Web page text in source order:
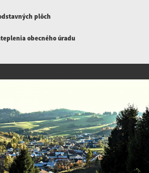
plôch
obecného úradu